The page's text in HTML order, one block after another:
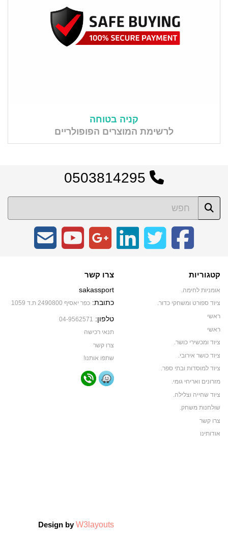
קניה בטוחה
לרשימת המוצרים הפופולריים
קטגוריות
אומניות לחימה.
ציוד ספורט ומשחקי כדור.
ראשי
ראשי
ציוד ומכשירי כושר.
ציוד כושר אירובי.
ציוד למוסדות ובתי ספר.
מזרונים ואריחי גומי.
ציוד שחייה וצלילה.
שולחנות משחק.
צרו קשר
אודותינו
צרו קשר
sakassport
כתובת: כפר יאסיף 2490800 ת.ד 1059
טלפון: 04-9562571
תנאי רכישה
צרו קשר
שתפו אותנו!
Design byW3layouts